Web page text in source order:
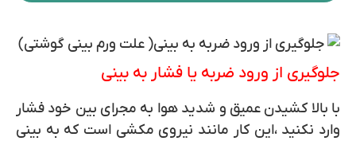
جلوگیری از ورود ضربه یا فشار به بینی
با بالا کشیدن عمیق و شدید هوا به مجرای بین خود فشار
وارد نکنید ،این کار مانند نیروی مکشی است که به بینی